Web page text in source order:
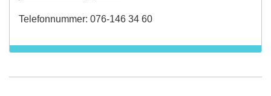
Telefonnummer: 076-146 34 60